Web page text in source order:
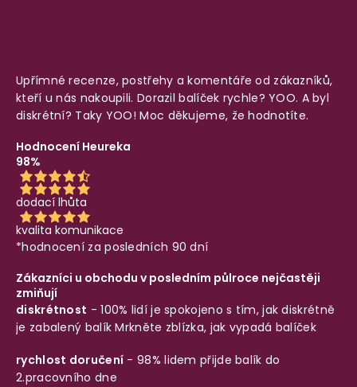
Upřímné recenze, postřehy a komentáře od zákazníků,
kteří u nás nakoupili. Dorazil balíček rychle? YOO. A byl
diskrétní? Taky YOO! Moc děkujeme, že hodnotíte.
Hodnocení Heureka
98%
dodací lhůta
kvalita komunikace
*hodnocení za posledních 90 dní
Zákazníci u obchodu v posledním půlroce nejčastěji
zmiňují
diskrétnost - 100% lidí je spokojeno s tím, jak diskrétně
je zabalený balíkMrkněte zblízka, jak vypadá balíček
rychlost doručení - 98% lidem přijde balík do
2.pracovního dne